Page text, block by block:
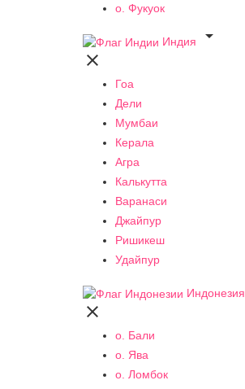
о. Фукуок
Индия


Гоа
Дели
Мумбаи
Керала
Агра
Калькутта
Варанаси
Джайпур
Ришикеш
Удайпур
Индонезия

о. Бали
о. Ява
о. Ломбок